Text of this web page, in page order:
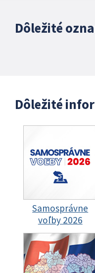
Dôležité
Dôležité
Samosprávne
voľby 2026